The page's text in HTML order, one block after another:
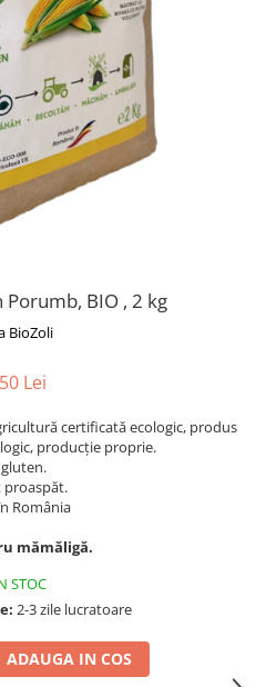
BIO , 2 kg
BioZoli
Lei
certificată ecologic, produs
producție proprie.
proaspăt.
România
mămăligă.
STOC
2-3 zile lucratoare
ADAUGA IN COS